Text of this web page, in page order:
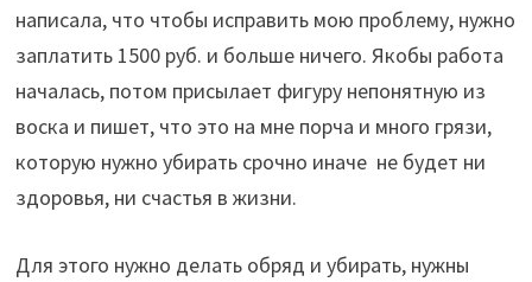
написала, что чтобы исправить мою проблему, нужно
заплатить 1500 руб. и больше ничего. Якобы работа
началась, потом присылает фигуру непонятную из
воска и пишет, что это на мне порча и много грязи,
которую нужно убирать срочно иначе не будет ни
здоровья, ни счастья в жизни.
Для этого нужно делать обряд и убирать, нужны